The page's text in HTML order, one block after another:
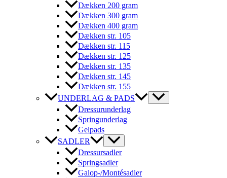
Dækken 200 gram
Dækken 300 gram
Dækken 400 gram
Dækken str. 105
Dækken str. 115
Dækken str. 125
Dækken str. 135
Dækken str. 145
Dækken str. 155
UNDERLAG & PADS
Dressurunderlag
Springunderlag
Gelpads
SADLER
Dressursadler
Springsadler
Galop-/Montésadler